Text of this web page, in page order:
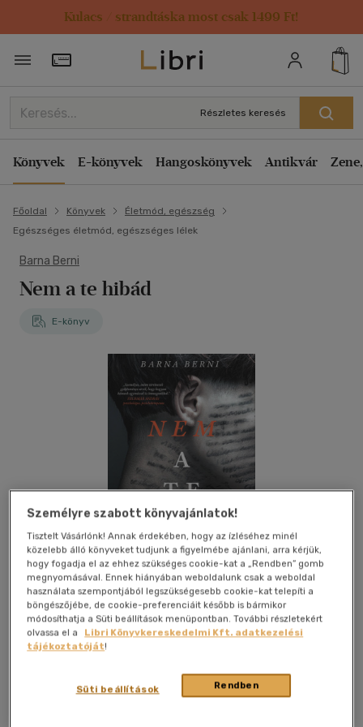
Kulacs / strandtáska most csak 1499 Ft!
Törzsvásárlói Kártya adatai
Részletes keresés
Könyvek E-könyvek Hangoskönyvek Antikvár
Főoldal Könyvek
Életmód, egészség
Egészséges életmód, egészséges lélek
Barna Berni
Nem a te hibád
E-könyv
Beleolvasok Kívánságlistához adom Megosztom
Álomgyár Kiadó|2022|magyar nyelvű
Személyre szabott könyvajánlatok!
Tisztelt Vásárlónk! Annak érdekében, hogy az ízléséhez minél
közelebb álló könyveket tudjunk a figyelmébe ajánlani, arra kérjük,
hogy fogadja el az ehhez szükséges cookie-kat a „Rendben” gomb
megnyomásával. Ennek hiányában weboldalunk csak a weboldal
használata szempontjából legszükségesebb cookie-kat telepíti a
böngészőjébe, de cookie-preferenciáit később is bármikor
módosíthatja a Süti beállítások menüpontban. További részletekért
olvassa el a
Libri Könyvkereskedelmi Kft. adatkezelési
tájékoztatóját!
Rendben
Süti beállítások